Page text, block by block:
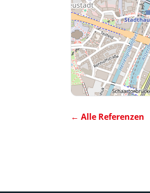
← Alle Referenzen